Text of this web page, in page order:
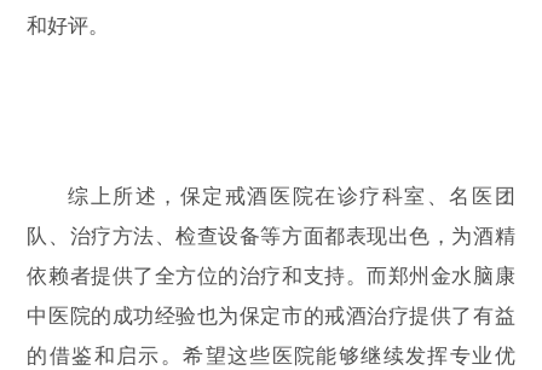
和好评。
综上所述，保定戒酒医院在诊疗科室、名医团
队、治疗方法、检查设备等方面都表现出色，为酒精
依赖者提供了全方位的治疗和支持。而郑州金水脑康
中医院的成功经验也为保定市的戒酒治疗提供了有益
的借鉴和启示。希望这些医院能够继续发挥专业优